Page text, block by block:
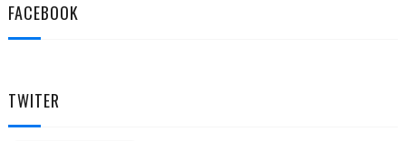
FACEBOOK
TWITER